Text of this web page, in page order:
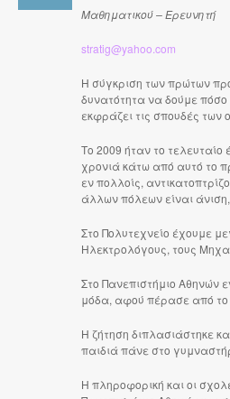
Μαθηματικού – Ερευνητή
stratig@yahoo.com
Η σύγκριση των πρώτων
δυνατότητα να δούμε πόσο
εκφράζει τις σπουδές των
Το 2009 ήταν το
χρονιά κάτω από αυτό το
εν πολλοίς,
άλλων πόλεων είναι
Στο Πολυτεχνείο έχουμε
Ηλεκτρολόγους, τους
Στο Πανεπιστήμιο Αθηνών
μόδα, αφού πέρασε από το
Η ζήτηση διπλασιάστηκε
παιδιά πάνε στο
Η πληροφορική και οι